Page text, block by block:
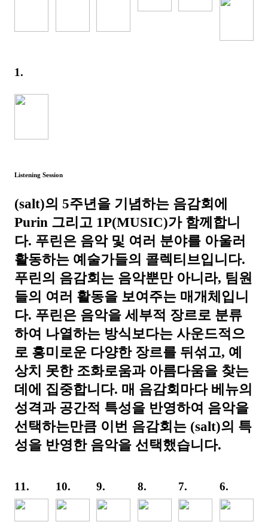
1.
Listening Session
(salt)의 5주년을 기념하는 음감회에
Purin 그리고 1P(MUSIC)가 함께합니
다. 푸린은 음악 및 여러 분야를 아울러
활동하는 예술가들의 콜렉티브입니다.
푸린의 음감회는 음악뿐만 아니라, 팀원
들의 여러 활동을 보여주는 매개체입니
다. 푸린은 음악을 세부적 장르로 분류
하여 나열하는 방식보다는 사운드적으
로 흥미로운 다양한 장르를 뒤섞고, 예
상치 못한 조화로움과 아름다움을 찾는
데에 집중합니다. 매 음감회마다 베뉴의
성격과 공간적 특성을 반영하여 음악을
선택하는만큼 이번 음감회는 (salt)의 특
성을 반영한 음악을 선택했습니다.
11. 10. 9. 8. 7. 6.